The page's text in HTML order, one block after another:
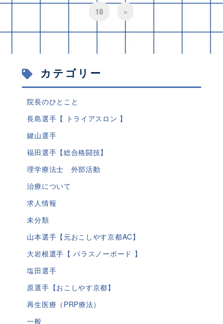
18 »
カテゴリー
院長のひとこと
長島選手【 トライアスロン 】
鍵山選手
福田選手【総合格闘技】
理学療法士 外部活動
治療について
求人情報
未分類
山本選手【元おこしやす京都AC】
大岩根選手【 パラスノーボード 】
塩田選手
原選手【おこしやす京都】
再生医療（PRP療法）
一般